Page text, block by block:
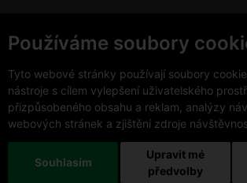
Používáme soubory
Tyto webové stránky používají soubory
nástroje s cílem vylepšení uživatelského
přizpůsobeného obsahu a reklam, analýzy
webových stránek a zjištění zdroje
Souhlasím
Upravit mé
předvolby
Změnit nastavení cookies
Copyright © 2026 VinoDoc s.r.o. Všechna